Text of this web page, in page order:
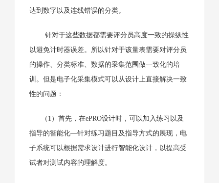
达到数字以及连线错误的分类。
针对于这些数据都需要评分员高度一致的操纵性
以避免计时器误差。所以针对于该量表需要对评分员
的操作、分类标准、数据的采集范围做一致化的培
训。但是电子化采集模式可以从设计上直接解决一致
性的问题：
（1）首先，在ePRO设计时，可以加入练习以及
指导的智能化—针对练习题目及指导方式的展现，电
子系统可以根据需求设计进行智能化设计，以提高受
试者对测试内容的理解度。